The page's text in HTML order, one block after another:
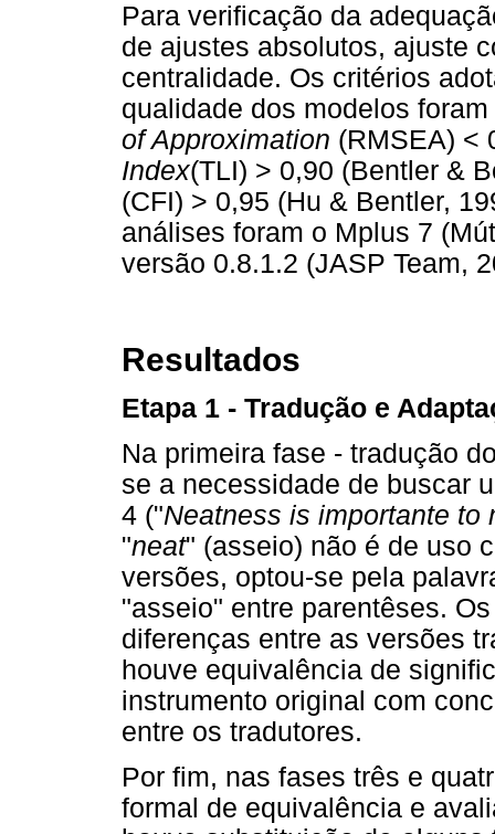
Para verificação da
de ajustes absolutos, ajuste
centralidade. Os critérios
qualidade dos modelos
of Approximation (RMSEA) <
Index(TLI) > 0,90 (Bentler &
(CFI) > 0,95 (Hu & Bentler,
análises foram o Mplus 7
versão 0.8.1.2 (JASP Team,
Resultados
Etapa 1 - Tradução e
Na primeira fase - tradução
se a necessidade de buscar
4 ("Neatness is importante to
"neat" (asseio) não é de uso
versões, optou-se pela
"asseio" entre parentêses.
diferenças entre as versões
houve equivalência de
instrumento original com
entre os tradutores.
Por fim, nas fases três e
formal de equivalência e